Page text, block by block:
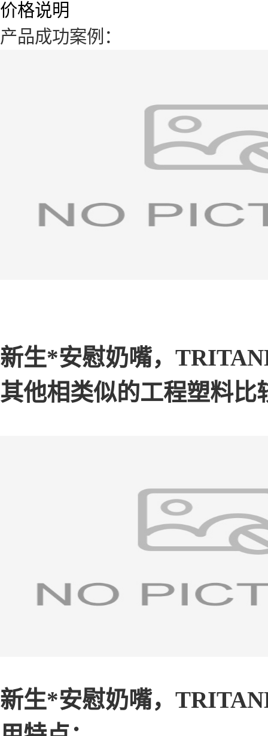
价格说明
产品成功案例：
新生*安慰奶嘴，
其他相类似的工程塑料比
新生*安慰奶嘴，